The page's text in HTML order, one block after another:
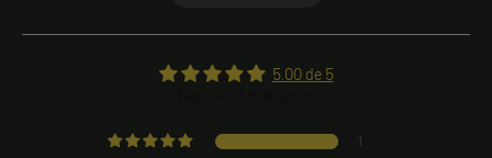
5.00 de 5
1